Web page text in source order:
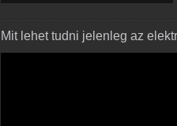
Mit lehet tudni jelenleg az